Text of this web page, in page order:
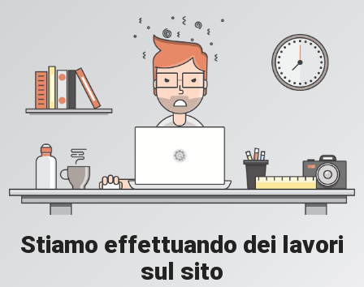
Stiamo effettuando dei lavori
sul sito